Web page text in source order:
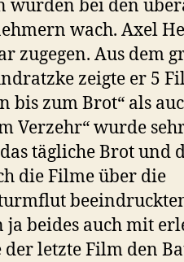
wurden bei den
wach. Axel
zugegen. Aus dem
zeigte er 5
bis zum Brot“ als
Verzehr“ wurde
tägliche Brot und
die Filme über die
beides auch mit
letzte Film den